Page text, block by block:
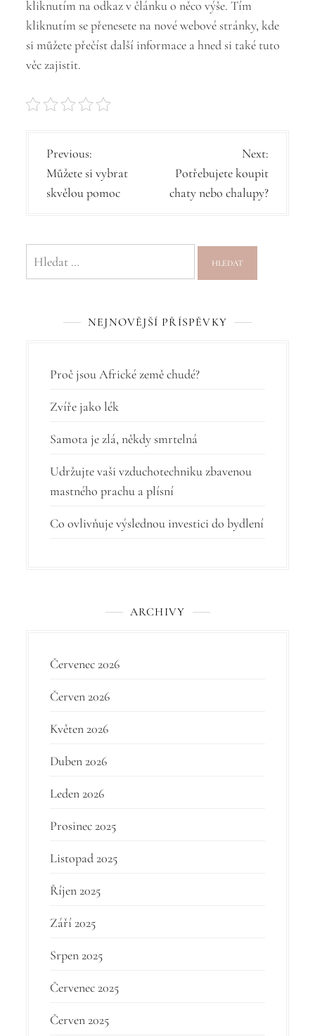
kliknutím na odkaz v článku o něco výše. Tím
kliknutím se přenesete na nové webové stránky, kde
si můžete přečíst další informace a hned si také tuto
věc zajistit.
N
a
v
a
r
o
ř
í
s
p
Previous:
Můžete si vybrat
skvělou pomoc
Next:
Potřebujete koupit
chaty nebo chalupy?
Vyhledávání
NEJNOVĚJŠÍ PŘÍSPĚVKY
Proč jsou Africké země chudé?
Zvíře jako lék
Samota je zlá, někdy smrtelná
Udržujte vaši vzduchotechniku zbavenou
mastného prachu a plísní
Co ovlivňuje výslednou investici do bydlení
ARCHIVY
Červenec 2026
Červen 2026
Květen 2026
Duben 2026
Leden 2026
Prosinec 2025
Listopad 2025
Říjen 2025
Září 2025
Srpen 2025
Červenec 2025
Červen 2025